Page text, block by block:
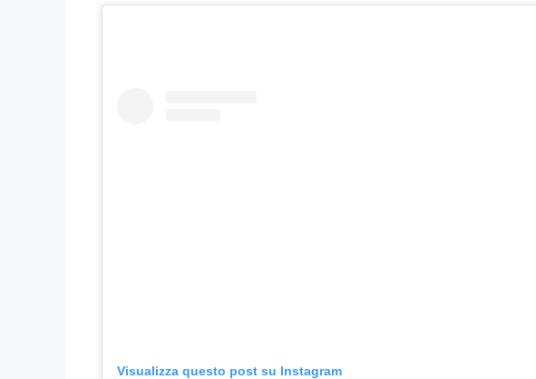
Visualizza questo post su Instagram